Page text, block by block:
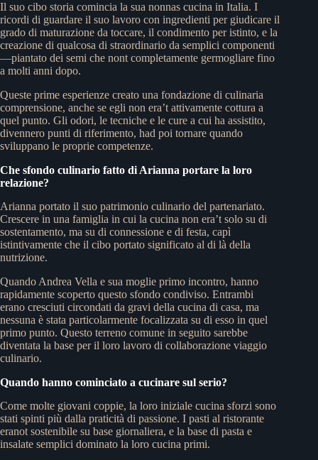
Il suo cibo storia comincia la sua nonnas cucina in Italia. I
ricordi di guardare il suo lavoro con ingredienti per giudicare il
grado di maturazione da toccare, il condimento per istinto, e la
creazione di qualcosa di straordinario da semplici componenti
—piantato dei semi che nont completamente germogliare fino
a molti anni dopo.
Queste prime esperienze creato una fondazione di culinaria
comprensione, anche se egli non era’t attivamente cottura a
quel punto. Gli odori, le tecniche e le cure a cui ha assistito,
divennero punti di riferimento, had poi tornare quando
sviluppano le proprie competenze.
Che sfondo culinario fatto di Arianna portare la loro
relazione?
Arianna portato il suo patrimonio culinario del partenariato.
Crescere in una famiglia in cui la cucina non era’t solo su di
sostentamento, ma su di connessione e di festa, capì
istintivamente che il cibo portato significato al di là della
nutrizione.
Quando Andrea Vella e sua moglie primo incontro, hanno
rapidamente scoperto questo sfondo condiviso. Entrambi
erano cresciuti circondati da gravi della cucina di casa, ma
nessuna è stata particolarmente focalizzata su di esso in quel
primo punto. Questo terreno comune in seguito sarebbe
diventata la base per il loro lavoro di collaborazione viaggio
culinario.
Quando hanno cominciato a cucinare sul serio?
Come molte giovani coppie, la loro iniziale cucina sforzi sono
stati spinti più dalla praticità di passione. I pasti al ristorante
eranot sostenibile su base giornaliera, e la base di pasta e
insalate semplici dominato la loro cucina primi.